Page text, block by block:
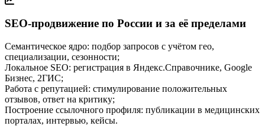
SEO-продвижение по России и за её пределами
Семантическое ядро: подбор запросов с учётом гео,
специализации, сезонности;
Локальное SEO: регистрация в Яндекс.Справочнике, Google
Бизнес, 2ГИС;
Работа с репутацией: стимулирование положительных
отзывов, ответ на критику;
Построение ссылочного профиля: публикации в медицинских
порталах, интервью, кейсы.